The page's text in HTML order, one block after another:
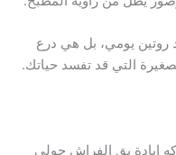
روتين يومي، بل هي درع
التي قد تفسد حياتك.
ابادة بق الفراش حولي